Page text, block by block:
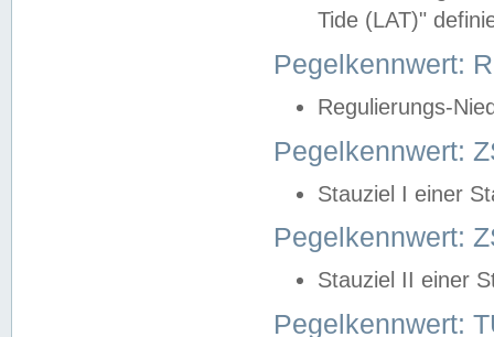
Tide (LAT)"
Pegelkennwert:
Regulierungs-
Pegelkennwert:
Stauziel I einer
Pegelkennwert:
Stauziel II einer
Pegelkennwert: